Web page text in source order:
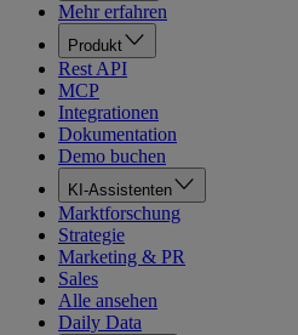
Mehr erfahren
Produkt
Rest API
MCP
Integrationen
Dokumentation
Demo buchen
KI-Assistenten
Marktforschung
Strategie
Marketing & PR
Sales
Alle ansehen
Daily Data